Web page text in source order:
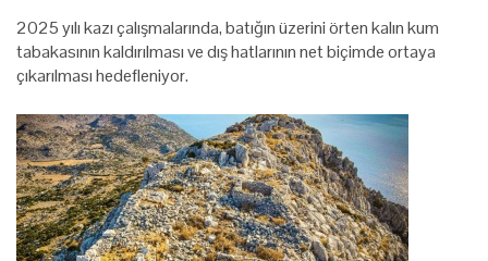
2025 yılı kazı çalışmalarında, batığın üzerini örten kalın kum
tabakasının kaldırılması ve dış hatlarının net biçimde ortaya
çıkarılması hedefleniyor.